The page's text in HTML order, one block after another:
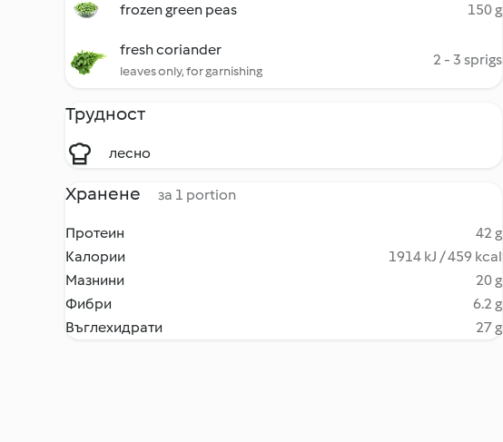
frozen green peas 150 g
fresh coriander
leaves only, for garnishing
2 - 3 sprigs
Трудност
лесно
Хранене за 1 portion
Протеин
42 g
Калории
1914 kJ / 459 kcal
Мазнини
20 g
Фибри
6.2 g
Въглехидрати
27 g